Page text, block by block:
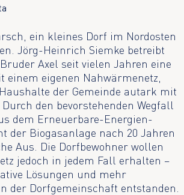
ein kleines Dorf im Nordosten
Jörg-Heinrich Siemke betreibt
Axel seit vielen Jahren eine
einem eigenen Nahwärmenetz,
der Gemeinde autark mit
den bevorstehenden Wegfall
dem Erneuerbare-Energien-
der Biogasanlage nach 20 Jahren
Aus. Die Dorfbewohner wollen
jedoch in jedem Fall erhalten –
Lösungen und mehr
der Dorfgemeinschaft entstanden.